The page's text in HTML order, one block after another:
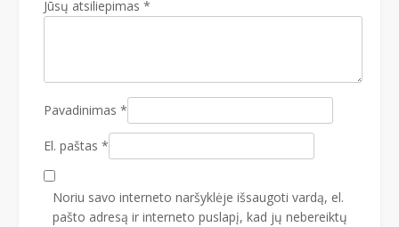
Jūsų atsiliepimas *
Pavadinimas *
El. paštas *
Noriu savo interneto naršyklėje išsaugoti vardą, el.
pašto adresą ir interneto puslapį, kad jų nebereiktų